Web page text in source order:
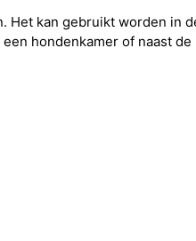
kan gebruikt worden in
hondenkamer of naast